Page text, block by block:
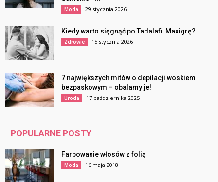
Moda 29 stycznia 2026
Kiedy warto sięgnąć po Tadalafil Maxigrę?
Zdrowie 15 stycznia 2026
7 największych mitów o depilacji woskiem
bezpaskowym – obalamy je!
Uroda 17 października 2025
POPULARNE POSTY
Farbowanie włosów z folią
Moda 16 maja 2018